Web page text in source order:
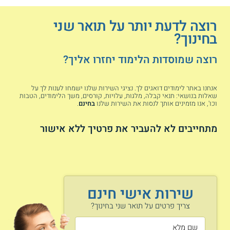
אוניברסיטת קריית שמונה בגליל, המכללה
האקדמית עמק יזרעאל בסמיכות לעפולה,
ומכללת גורדון בחיפה.
בירושלים ניתן ללמוד באוניברסיטה
העברית, במכללה האקדמית לחינוך ע"ש דוד
בלבד, ובמכון שכטר ללימודי היהדות.
באזור השרון, ניתן ללמוד במכללת בית ברל
הממוקם בנתניה, בו נלמדות תכניות בתחום
בנגב בבאר שבע, והמכללה האקדמית קיי
בבאר שבע, המכללה האקדמית אחוה
בסמוך לגדרה, ומכללת חמדת בנתיבות
שירות אישי חינם
צריך פרטים על תואר שני בחינוך?
רוצה לדעת יותר על תואר שני
בחינוך?
רוצה שמוסדות הלימוד יחזרו אליך?
אנחנו באתר לימודים דואגים לך. נציגי השירות שלנו ישמחו לענות לך על
שאלות בנושאי: תנאי קבלה, מלגות, עלויות, קורסים, משך הלימודים, הטבות
וכו', אנו מזמינים אותך לנסות את השירות שלנובחינם.
מתחייבים לא להעביר את פרטיך ללא אישור